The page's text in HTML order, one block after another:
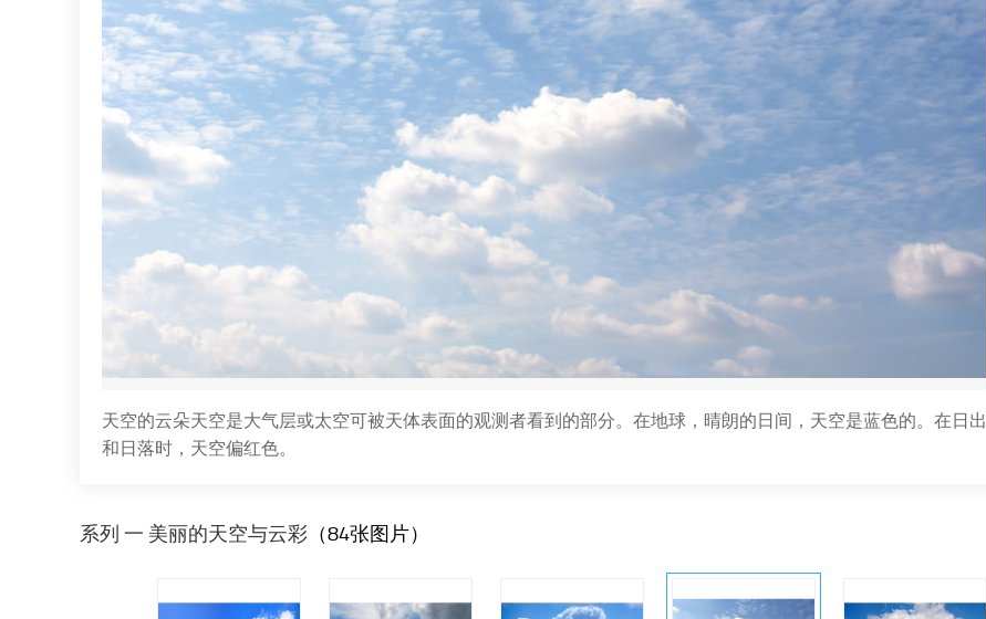
天空的云朵天空是大气层或太空可被天体表面的观测者看到的部分。在地球，晴朗的日间，天空是蓝色的。在日出
和日落时，天空偏红色。
系列 一 美丽的天空与云彩 （84张图片）